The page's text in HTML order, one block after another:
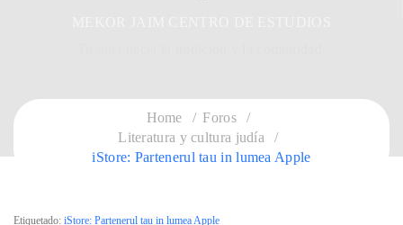
Home
Foros
Literatura y cultura judía
iStore: Partenerul tau in lumea Apple
Etiquetado: iStore: Partenerul tau in lumea Apple